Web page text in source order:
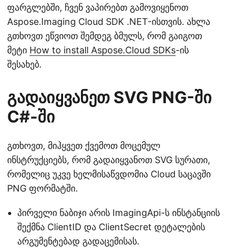
ფარგლებში, ჩვენ ვაპირებთ გამოვიყენოთ
Aspose.Imaging Cloud SDK .NET-ისთვის. ახლა
გთხოვთ ეწვიოთ შემდეგ ბმულს, რომ გაიგოთ
მეტი How to install Aspose.Cloud SDKs-ის
შესახებ.
გადაიყვანეთ SVG PNG-ში
C#-ში
გთხოვთ, მიჰყვეთ ქვემოთ მოცემულ
ინსტრუქციებს, რომ გადაიყვანოთ SVG სურათი,
რომელიც უკვე ხელმისაწვდომია Cloud საცავში
PNG ფორმატში.
პირველი ნაბიჯი არის ImagingApi-ს ინსტანციის
შექმნა ClientID და ClientSecret დეტალების
არგუმენტებად გადაცემისას.